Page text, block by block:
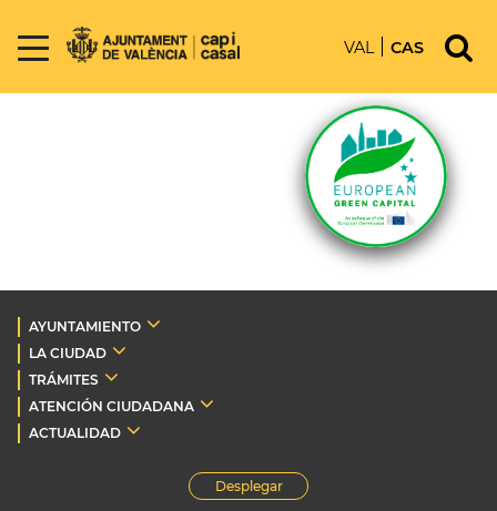
VAL CAS
AYUNTAMIENTO
LA CIUDAD
TRÁMITES
ATENCIÓN CIUDADANA
ACTUALIDAD
Desplegar